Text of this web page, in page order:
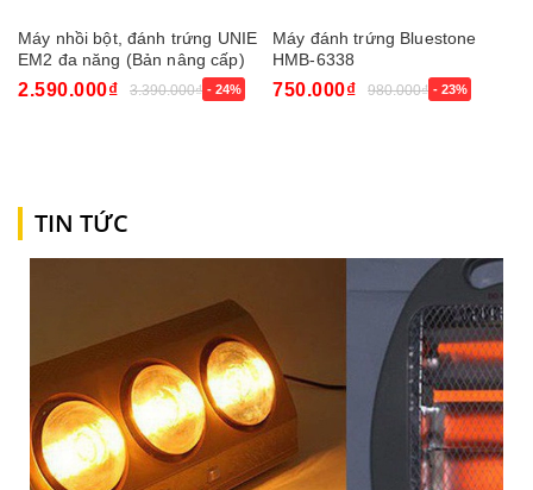
Máy nhồi bột, đánh trứng UNIE
EM2 đa năng (Bản nâng cấp)
2.590.000₫ 3.390.000₫ - 24%
Máy đánh trứng Bluestone
HMB-6338
750.000₫ 980.000₫ - 23%
TIN TỨC